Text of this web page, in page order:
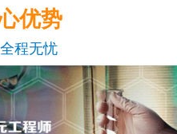
优势
程无忧